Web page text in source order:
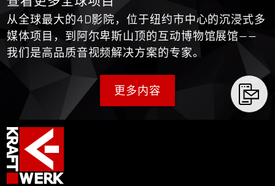
从全球最大的4D影院，位于纽约市中心的沉浸式多
媒体项目，到阿尔卑斯山顶的互动博物馆展馆——
我们是高品质音视频解决方案的专家。
更多内容